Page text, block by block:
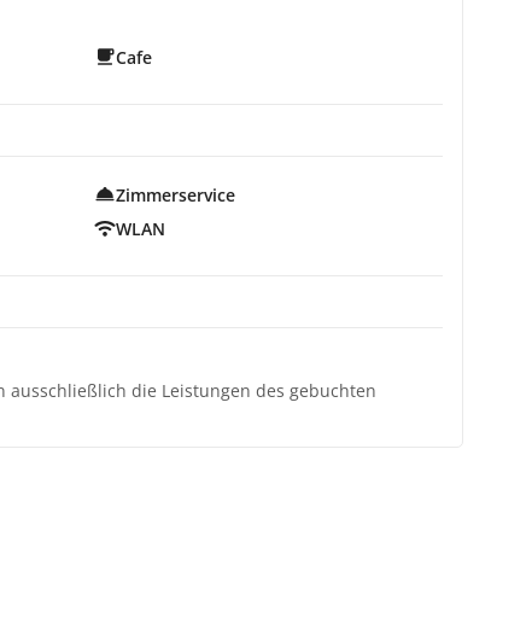
Cafe
Zimmerservice
WLAN
ausschließlich die Leistungen des gebuchten